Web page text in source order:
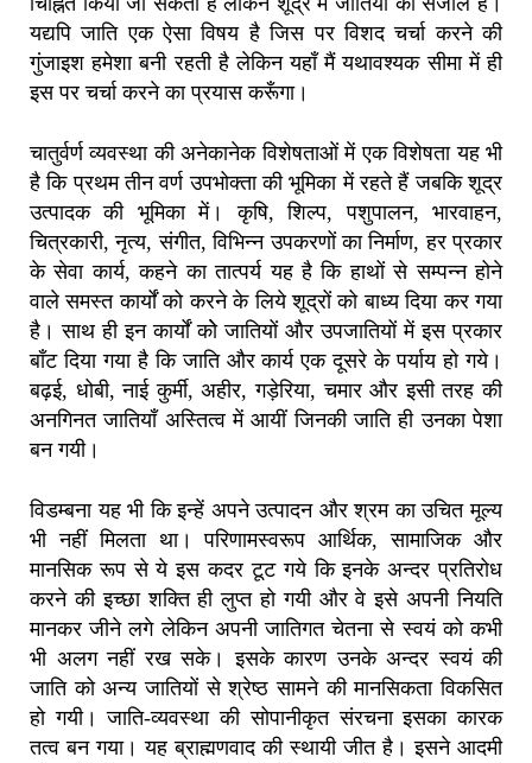
यद्यपि जाति एक ऐसा विषय है जिस पर विशद चर्चा करने की
गुंजाइश हमेशा बनी रहती है लेकिन यहाँ मैं यथावश्यक सीमा में ही
इस पर चर्चा करने का प्रयास करूँगा।
चातुर्वर्ण व्यवस्था की अनेकानेक विशेषताओं में एक विशेषता यह भी
है कि प्रथम तीन वर्ण उपभोक्ता की भूमिका में रहते हैं जबकि शूद्र
उत्पादक की भूमिका में। कृषि, शिल्प, पशुपालन, भारवाहन,
चित्रकारी, नृत्य, संगीत, विभिन्न उपकरणों का निर्माण, हर प्रकार
के सेवा कार्य, कहने का तात्पर्य यह है कि हाथों से सम्पन्न होने
वाले समस्त कार्यों को करने के लिये शूद्रों को बाध्य दिया कर गया
है। साथ ही इन कार्यों कोे जातियों और उपजातियों में इस प्रकार
बाँट दिया गया है कि जाति और कार्य एक दूसरे के पर्याय हो गये।
बढ़ई, धोबी, नाई कुर्मी, अहीर, गड़ेरिया, चमार और इसी तरह की
अनगिनत जातियाँ अस्तित्व में आयीं जिनकी जाति ही उनका पेशा
बन गयी।
विडम्बना यह भी कि इन्हें अपने उत्पादन और श्रम का उचित मूल्य
भी नहीं मिलता था। परिणामस्वरूप आर्थिक, सामाजिक और
मानसिक रूप से ये इस कदर टूट गये कि इनके अन्दर प्रतिरोध
करने की इच्छा शक्ति ही लुप्त हो गयी और वे इसे अपनी नियति
मानकर जीने लगे लेकिन अपनी जातिगत चेतना से स्वयं को कभी
भी अलग नहीं रख सके। इसके कारण उनके अन्दर स्वयं की
जाति को अन्य जातियों से श्रेष्ठ सामने की मानसिकता विकसित
हो गयी। जाति-व्यवस्था की सोपानीकृत संरचना इसका कारक
तत्व बन गया। यह ब्राह्मणवाद की स्थायी जीत है। इसने आदमी